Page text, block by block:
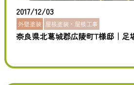
2017/12/03
外壁塗装 屋根塗装・屋根工事
奈良県北葛城郡広陵町T様邸｜足